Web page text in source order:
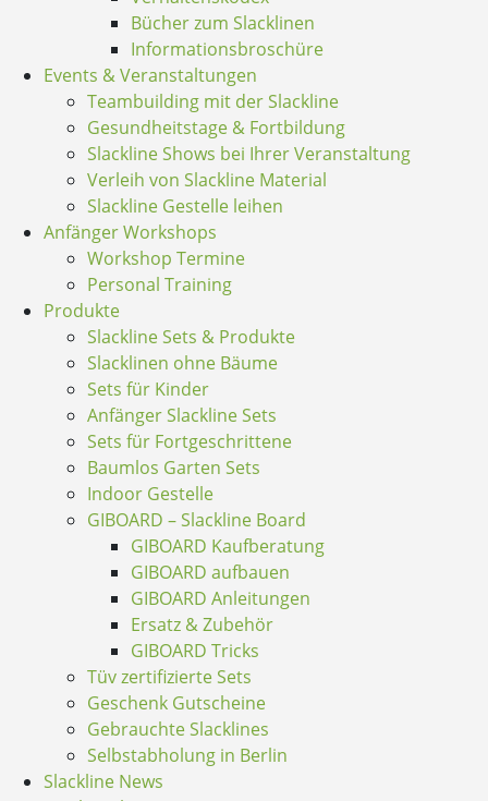
Bücher zum Slacklinen
Informationsbroschüre
Events & Veranstaltungen
Teambuilding mit der Slackline
Gesundheitstage & Fortbildung
Slackline Shows bei Ihrer Veranstaltung
Verleih von Slackline Material
Slackline Gestelle leihen
Anfänger Workshops
Workshop Termine
Personal Training
Produkte
Slackline Sets & Produkte
Slacklinen ohne Bäume
Sets für Kinder
Anfänger Slackline Sets
Sets für Fortgeschrittene
Baumlos Garten Sets
Indoor Gestelle
GIBOARD – Slackline Board
GIBOARD Kaufberatung
GIBOARD aufbauen
GIBOARD Anleitungen
Ersatz & Zubehör
GIBOARD Tricks
Tüv zertifizierte Sets
Geschenk Gutscheine
Gebrauchte Slacklines
Selbstabholung in Berlin
Slackline News